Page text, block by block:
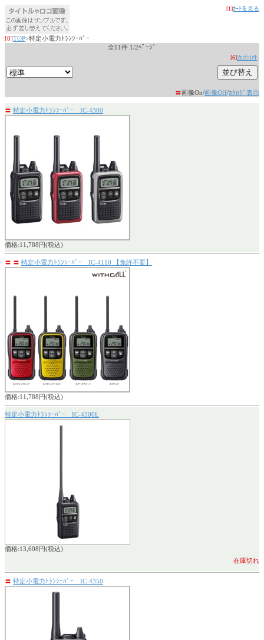
[1]ｶｰﾄを見る
[0]TOP>特定小電力ﾄﾗﾝｼｰﾊﾞｰ
全11件 1/2ﾍﾟｰｼﾞ
[6]次の1件
〓画像On/画像Off/ｶﾀﾛｸﾞ表示
〓 特定小電力ﾄﾗﾝｼｰﾊﾞｰ IC-4300
価格:11,788円(税込)
〓 〓 特定小電力ﾄﾗﾝｼｰﾊﾞｰ IC-4110 【免許不要】
価格:11,788円(税込)
特定小電力ﾄﾗﾝｼｰﾊﾞｰ IC-4300L
価格:13,608円(税込)
在庫切れ
〓 特定小電力ﾄﾗﾝｼｰﾊﾞｰ IC-4350